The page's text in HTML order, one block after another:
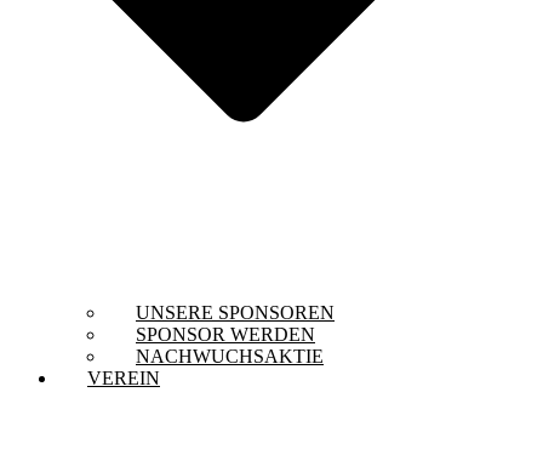
UNSERE SPONSOREN
SPONSOR WERDEN
NACHWUCHSAKTIE
VEREIN